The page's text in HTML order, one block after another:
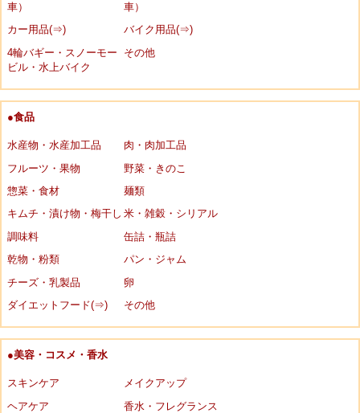
車）
車）
カー用品(⇒)
バイク用品(⇒)
4輪バギー・スノーモー
ビル・水上バイク
その他
●食品
水産物・水産加工品
肉・肉加工品
フルーツ・果物
野菜・きのこ
惣菜・食材
麺類
キムチ・漬け物・梅干し 米・雑穀・シリアル
調味料
缶詰・瓶詰
乾物・粉類
パン・ジャム
チーズ・乳製品
卵
ダイエットフード(⇒)
その他
●美容・コスメ・香水
スキンケア
メイクアップ
ヘアケア
香水・フレグランス